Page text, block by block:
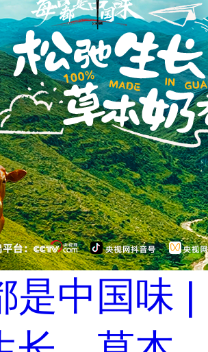
是中国味 |